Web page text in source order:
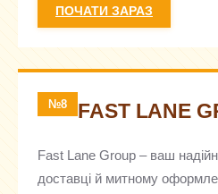
ПОЧАТИ ЗАРАЗ
№8 FAST LANE
Fast Lane Group – ваш
доставці й митному